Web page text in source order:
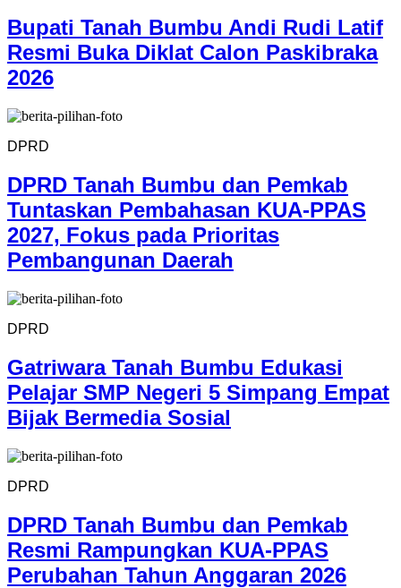
Bupati Tanah Bumbu Andi Rudi Latif
Resmi Buka Diklat Calon Paskibraka
2026
DPRD
DPRD Tanah Bumbu dan Pemkab
Tuntaskan Pembahasan KUA-PPAS
2027, Fokus pada Prioritas
Pembangunan Daerah
DPRD
Gatriwara Tanah Bumbu Edukasi
Pelajar SMP Negeri 5 Simpang Empat
Bijak Bermedia Sosial
DPRD
DPRD Tanah Bumbu dan Pemkab
Resmi Rampungkan KUA-PPAS
Perubahan Tahun Anggaran 2026